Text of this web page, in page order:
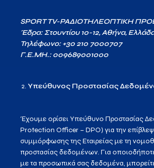
SPORT TV-ΡΑΔΙΟΤΗΛΕΟΠΤΙΚΗ
Έδρα: Στουντίου 10-12, Αθήνα,
Τηλέφωνο: +30 210 7000707
Γ.Ε.ΜΗ.: 009689001000
Υπεύθυνος Προστασίας
Έχουμε ορίσει Υπεύθυνο Προστασίας
Protection Officer – DPO) για την
συμμόρφωσης της Εταιρείας με τη
προστασίας δεδομένων. Για
με τα προσωπικά σας δεδομένα,